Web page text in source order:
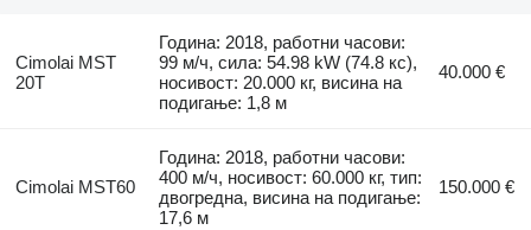
Cimolai MST
20T
Година: 2018, работни часови:
99 м/ч, сила: 54.98 kW (74.8 кс),
носивост: 20.000 кг, висина на
подигање: 1,8 м
40.000 €
Cimolai MST60
Година: 2018, работни часови:
400 м/ч, носивост: 60.000 кг, тип:
двогредна, висина на подигање:
17,6 м
150.000 €